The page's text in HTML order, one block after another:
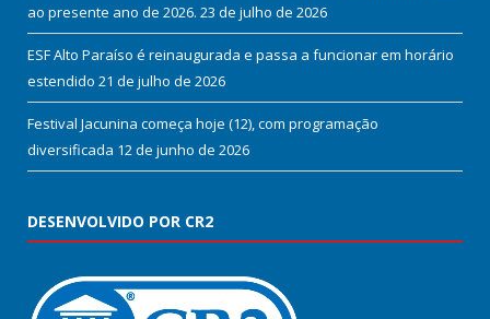
ao presente ano de 2026. 23 de julho de 2026
ESF Alto Paraíso é reinaugurada e passa a funcionar em horário
estendido 21 de julho de 2026
Festival Jacunina começa hoje (12), com programação
diversificada 12 de junho de 2026
DESENVOLVIDO POR CR2